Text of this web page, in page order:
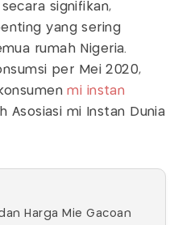
signifikan,
yang sering
rumah Nigeria.
per Mei 2020,
mi instan
Asosiasi mi Instan Dunia
Harga Mie Gacoan